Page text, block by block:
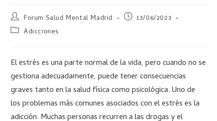
Forum Salud Mental Madrid
13/06/2023
Adicciones
El estrés es una parte normal de la vida, pero cuando no se
gestiona adecuadamente, puede tener consecuencias
graves tanto en la salud física como psicológica. Uno de
los problemas más comunes asociados con el estrés es la
adicción. Muchas personas recurren a las drogas y el